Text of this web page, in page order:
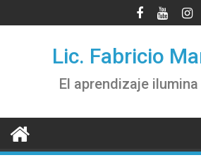
al
Lic. Fabricio
El aprendizaje